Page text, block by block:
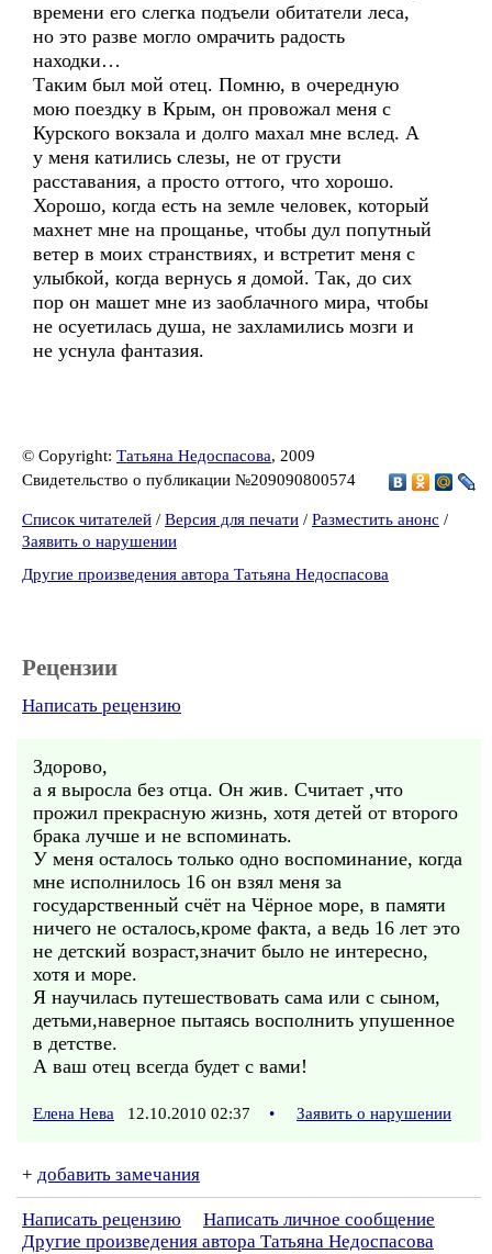
времени его слегка подъели обитатели леса,
но это разве могло омрачить радость
находки…
Таким был мой отец. Помню, в очередную
мою поездку в Крым, он провожал меня с
Курского вокзала и долго махал мне вслед. А
у меня катились слезы, не от грусти
расставания, а просто оттого, что хорошо.
Хорошо, когда есть на земле человек, который
махнет мне на прощанье, чтобы дул попутный
ветер в моих странствиях, и встретит меня с
улыбкой, когда вернусь я домой. Так, до сих
пор он машет мне из заоблачного мира, чтобы
не осуетилась душа, не захламились мозги и
не уснула фантазия.
© Copyright: Татьяна Недоспасова, 2009
Свидетельство о публикации №209090800574
Список читателей / Версия для печати / Разместить анонс /
Заявить о нарушении
Другие произведения автора Татьяна Недоспасова
Рецензии
Написать рецензию
Здорово,
а я выросла без отца. Он жив. Считает ,что
прожил прекрасную жизнь, хотя детей от второго
брака лучше и не вспоминать.
У меня осталось только одно воспоминание, когда
мне исполнилось 16 он взял меня за
государственный счёт на Чёрное море, в памяти
ничего не осталось,кроме факта, а ведь 16 лет это
не детский возраст,значит было не интересно,
хотя и море.
Я научилась путешествовать сама или с сыном,
детьми,наверное пытаясь восполнить упушенное
в детстве.
А ваш отец всегда будет с вами!
Елена Нева 12.10.2010 02:37 • Заявить о нарушении
+ добавить замечания
Написать рецензию
Написать личное сообщение
Другие произведения автора Татьяна Недоспасова